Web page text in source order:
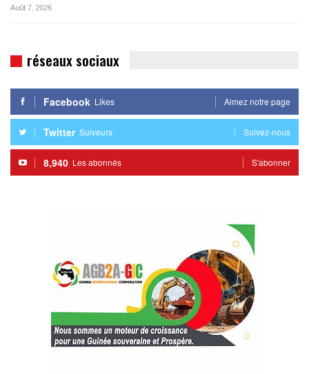
Août 7, 2026
réseaux sociaux
Facebook Likes Aimez notre page
Twitter Suiveurs Suivez-nous
8,940 Les abonnés S'abonner